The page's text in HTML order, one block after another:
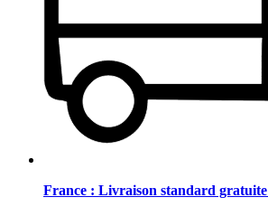
France : Livraison standard gratuite